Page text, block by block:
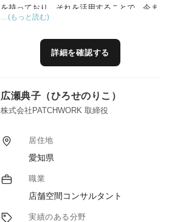
を持っており、それを活用することで、今ま
で商品を作ったけど、なかなか県外へ販路を
実現するお役に立てると信じております。
…(もっと読む)
詳細を確認する
広瀬典子（ひろせのりこ）
株式会社PATCHWORK 取締役
居住地
愛知県
職業
店舗空間コンサルタント
実績のある分野